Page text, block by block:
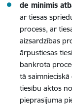
de minimis
ar tiesas
process, ar
aizsardzības
ārpustiesas
bankrota
tā
tiesību aktos
pieprasījuma